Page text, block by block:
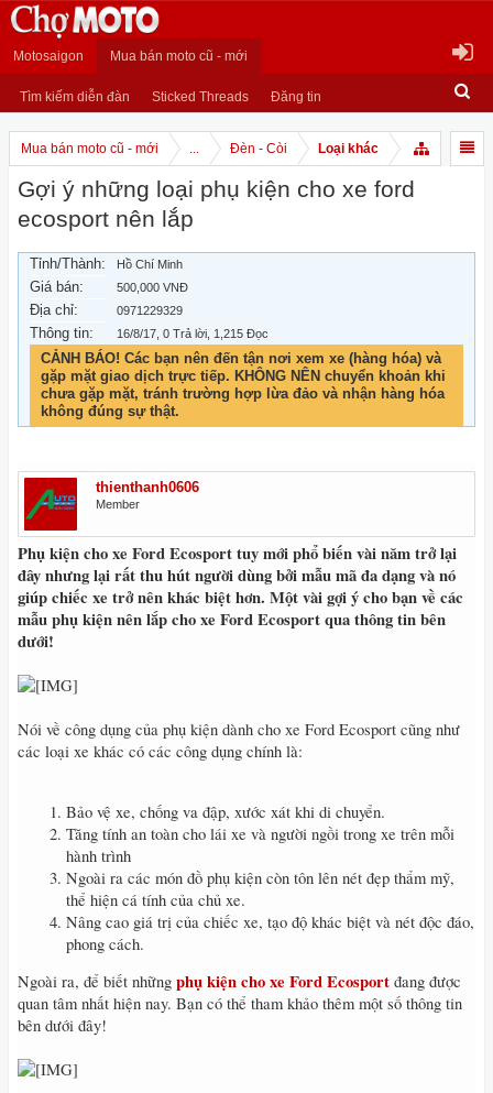
Motosaigon Mua bán moto cũ - mới
Tìm kiếm diễn đàn Sticked Threads Đăng tin
Mua bán moto cũ - mới ... Đèn - Còi Loại khác
Gợi ý những loại phụ kiện cho xe ford
ecosport nên lắp
Tỉnh/Thành: Hồ Chí Minh
Giá bán: 500,000 VNĐ
Địa chỉ: 0971229329
Thông tin: 16/8/17 , 0 Trả lời, 1,215 Đọc
CẢNH BÁO! Các bạn nên đến tận nơi xem xe (hàng hóa) và
gặp mặt giao dịch trực tiếp. KHÔNG NÊN chuyển khoản khi
chưa gặp mặt, tránh trường hợp lừa đảo và nhận hàng hóa
không đúng sự thật.
thienthanh0606
Member
Phụ kiện cho xe Ford Ecosport tuy mới phổ biến vài năm trở lại
đây nhưng lại rất thu hút người dùng bởi mẫu mã đa dạng và nó
giúp chiếc xe trở nên khác biệt hơn. Một vài gợi ý cho bạn về các
mẫu phụ kiện nên lắp cho xe Ford Ecosport qua thông tin bên
dưới!
Nói về công dụng của phụ kiện dành cho xe Ford Ecosport cũng như
các loại xe khác có các công dụng chính là:
Bảo vệ xe, chống va đập, xước xát khi di chuyển.
Tăng tính an toàn cho lái xe và người ngồi trong xe trên mỗi
hành trình
Ngoài ra các món đồ phụ kiện còn tôn lên nét đẹp thẩm mỹ,
thể hiện cá tính của chủ xe.
Nâng cao giá trị của chiếc xe, tạo độ khác biệt và nét độc đáo,
phong cách.
Ngoài ra, để biết những phụ kiện cho xe Ford Ecosport đang được
quan tâm nhất hiện nay. Bạn có thể tham khảo thêm một số thông tin
bên dưới đây!